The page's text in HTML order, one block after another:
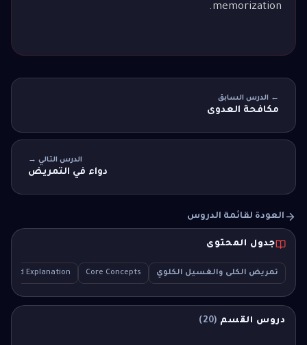
memorization.
← الدرس السابق
مكافحة العدوى
الدرس التالي →
دواء في التمريض
العودة لقائمة الدروس
جدول المحتوى
تمريض الكلى والغسيل الكلوي Core Concepts
Explanation
دروس القسم (
20
)